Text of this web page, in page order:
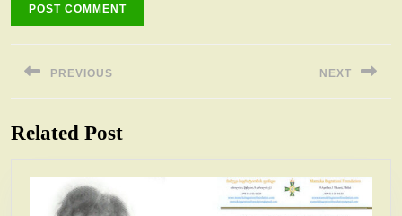
პოსტის
ნავიგაცია
PREVIOUS
post:
NEXT
Related Post